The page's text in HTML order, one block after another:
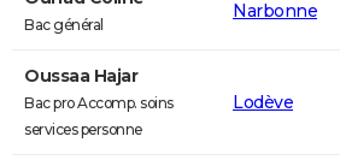
Bac général
Narbonne
Oussaa Hajar
Bac pro Accomp. soins
services personne
Lodève